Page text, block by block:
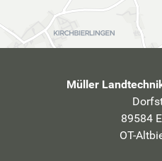
Müller
89584
OT-